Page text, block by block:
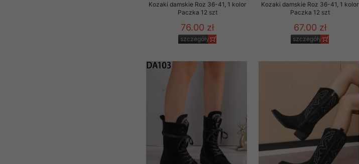
Kozaki damskie Roz 36-41, 1 kolor
Paczka 12 szt
76.00 zł
szczegóły
Kozaki damskie Roz 36-41, 1 kolor
Paczka 12 szt
67.00 zł
szczegóły